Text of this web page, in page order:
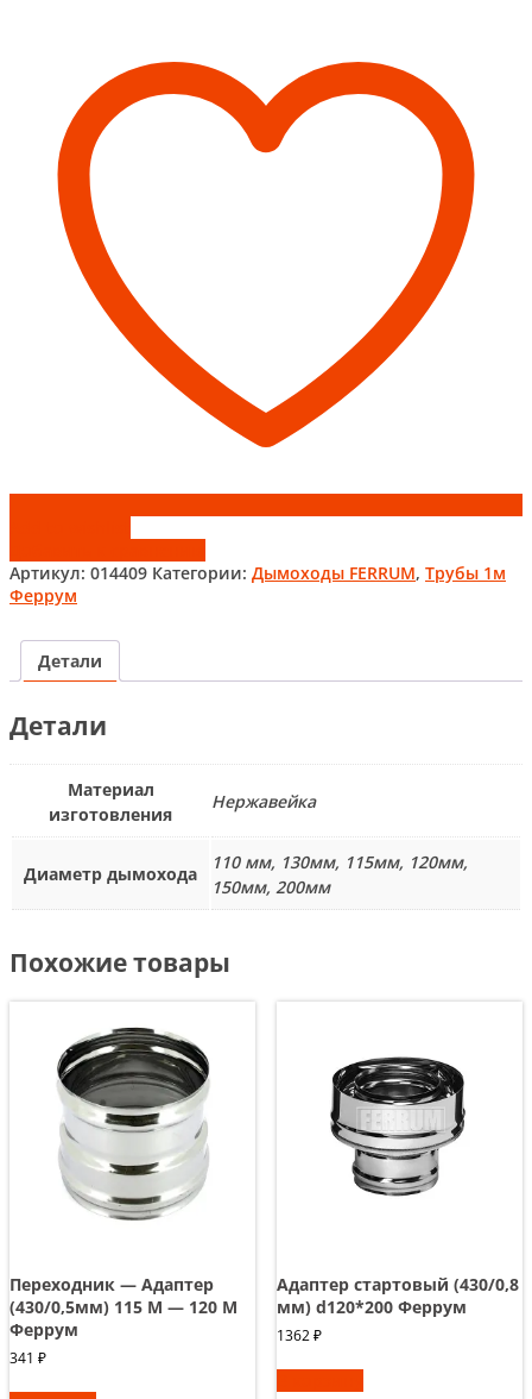
Артикул: 014409 Категории: Дымоходы FERRUM, Трубы 1м
Феррум
Детали
Детали
Материал
изготовления
Нержавейка
Диаметр дымохода
110 мм, 130мм, 115мм, 120мм,
150мм, 200мм
Похожие товары
Переходник — Адаптер
(430/0,5мм) 115 М — 120 М
Феррум
341 ₽
Адаптер стартовый (430/0,8
мм) d120*200 Феррум
1362₽